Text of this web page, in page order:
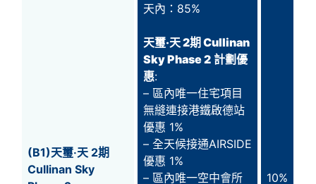
(B1)天璽‧天 2期
Cullinan Sky
天內：85%
天璽‧天 2期 Cullinan
Sky Phase 2 計劃優
惠:
– 區內唯一住宅項目
無縫連接港鐵啟德站
優惠 1%
– 全天候接通AIRSIDE
優惠 1%
– 區內唯一空中會所
10%